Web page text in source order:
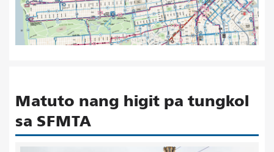
Matuto nang higit pa tungkol
sa SFMTA